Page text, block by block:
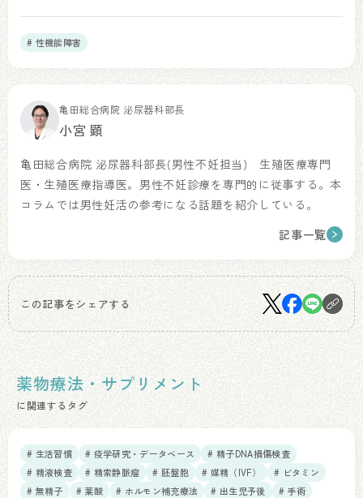
# 性機能障害
亀田総合病院 泌尿器科部長
小宮 顕
亀田総合病院 泌尿器科部長(男性不妊担当) 生殖医療専門
医・生殖医療指導医。男性不妊診療を専門的に従事する。本
コラムでは男性妊活の参考になる話題を紹介している。
記事一覧
この記事をシェアする
薬物療法・サプリメント
に関連するタグ
# 生活習慣 # 疫学研究・データベース
# 精子DNA損傷検査
# 精液検査
# 精索静脈瘤 # 胚盤胞 # 媒精（IVF）
# ビタミン
# 無精子
# 葉酸 # ホルモン補充療法 # 出生児予後
# 手術